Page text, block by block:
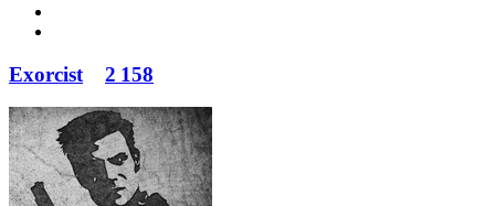
Exorcist 2 158